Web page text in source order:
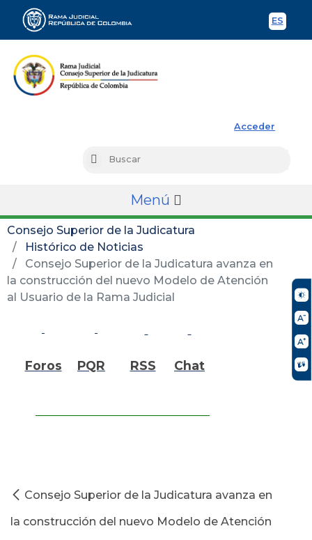
ES
Acceder
Buscar
Menú
Consejo Superior de la Judicatura
Histórico de Noticias
Consejo Superior de la Judicatura avanza en
la construcción del nuevo Modelo de Atención
al Usuario de la Rama Judicial
Foros PQR RSS Chat
Consejo Superior de la Judicatura avanza en
la construcción del nuevo Modelo de Atención